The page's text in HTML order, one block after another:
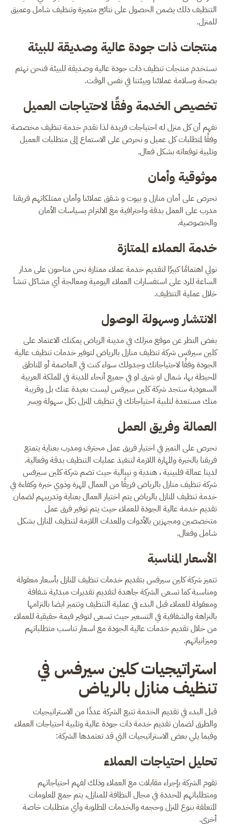
التنظيف ذلك يضمن الحصول على نتائج متميزة وتنظيف شامل وعميق
للمنزل.
منتجات ذات جودة عالية وصديقة للبيئة
نستخدم منتجات تنظيف ذات جودة عالية وصديقة للبيئة فنحن نهتم
بصحة وسلامة عملائنا وبيئتنا في نفس الوقت.
تخصيص الخدمة وفقًا لاحتياجات العميل
نفهم أن كل منزل له احتياجات فريدة لذا نقدم خدمة تنظيف مخصصة
وفقًا لمتطلبات كل عميل و نحرص على الاستماع إلى متطلبات العميل
وتلبية توقعاته بشكل فعال.
موثوقية وأمان
نحرص على أمان منازل و بيوت و شقق عملائنا وأمان ممتلكاتهم فريقنا
مدرب على العمل بدقة واحترافية مع الالتزام بسياسات الأمان
والخصوصية.
خدمة العملاء الممتازة
نولي اهتمامًا كبيرًا لتقديم خدمة عملاء ممتازة نحن متاحون على مدار
الساعة للرد على استفسارات العملاء اليومية ومعالجة أي مشاكل تنشأ
خلال عملية التنظيف.
الانتشار وسهولة الوصول
بغض النظر عن موقع منزلك في مدينة الرياض يمكنك الاعتماد على
كلين سيرفس شركة تنظيف منازل بالرياض لتوفير خدمات تنظيف عالية
الجودة وفقًا لاحتياجاتك وجدولك سواء كنت في العاصمة أو المناطق
المحيطة بها، شمال او شرق او في جميع أنحاء المدينة في المملكة العربية
السعودية ستجد شركة كلين سيرفس ليست بعيدة عنك بل وقريبة
منك مستعدة لتلبية احتياجاتك في تنظيف المنزل بكل سهولة ويسر
العمالة وفريق العمل
نحرص على التميز في اختيار فريق عمل محترف ومدرب بعناية يتمتع
فريقنا بالخبرة والمهارة اللازمة لتنفيذ عمليات التنظيف بدقة وفعالية.
لدينا عمالة فلبينية ، هندية و نيبالية حيث تضم شركة كلين سيرفس
شركة تنظيف منازل بالرياض فريقًا من العمال المهرة وذوي خبرة وكفاءة في
خدمة تنظيف المنازل بالرياض يتم اختيار العمال بعناية وتدريبهم لضمان
تقديم خدمة عالية الجودة للعملاء حيث يتم توفير فرق عمل
متخصصين ومجهزين بالأدوات والمعدات اللازمة لتنظيف المنازل بشكل
شامل وفعال.
الأسعار المناسبة
تتميز شركة كلين سيرفس بتقديم خدمات تنظيف المنازل بأسعار معقولة
ومناسبة كما تسعى الشركة جاهدة لتقديم تقديرات مبدئية شفافة
ومعقولة للعملاء قبل البدء في عملية التنظيف وتتميز ايضا بالتزامها
بالنزاهة والشفافية في التسعير حيث تسعى لتوفير قيمة حقيقية للعملاء
من خلال تقديم خدمات عالية الجودة مع اسعار تناسب متطلباتهم
وميزانياتهم.
استراتيجيات كلين سيرفس في
تنظيف منازل بالرياض
قبل البدء في تقديم الخدمة تتبع الشركة عددًا من الاستراتيجيات
والطرق لضمان تقديم خدمة ذات جودة عالية وتلبية احتياجات العملاء
وفيما يلي بعض الاستراتيجيات التي قد تعتمدها الشركة:
تحليل احتياجات العملاء
تقوم الشركة بإجراء مقابلات مع العملاء وذلك لفهم احتياجاتهم
ومتطلباتهم المحددة في مجال النظافة للمنازل، يتم جمع المعلومات
المتعلقة بنوع المنزل وحجمه والخدمات المطلوبة وأي متطلبات خاصة
أخرى.